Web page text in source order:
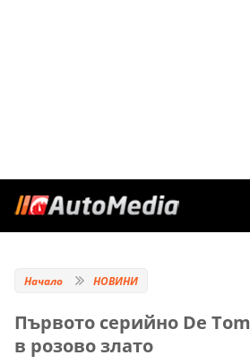
Начало НОВИНИ
Първото серийно De
в розово злато